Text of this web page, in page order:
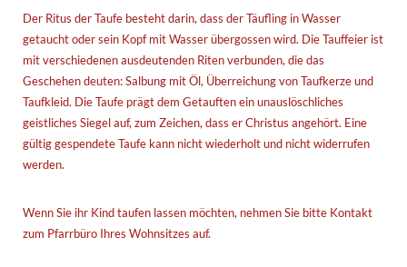
Der Ritus der Taufe besteht darin, dass der Täufling in Wasser
getaucht oder sein Kopf mit Wasser übergossen wird. Die Tauffeier ist
mit verschiedenen ausdeutenden Riten verbunden, die das
Geschehen deuten: Salbung mit Öl, Überreichung von Taufkerze und
Taufkleid. Die Taufe prägt dem Getauften ein unauslöschliches
geistliches Siegel auf, zum Zeichen, dass er Christus angehört. Eine
gültig gespendete Taufe kann nicht wiederholt und nicht widerrufen
werden.
Wenn Sie ihr Kind taufen lassen möchten, nehmen Sie bitte Kontakt
zum Pfarrbüro Ihres Wohnsitzes auf.